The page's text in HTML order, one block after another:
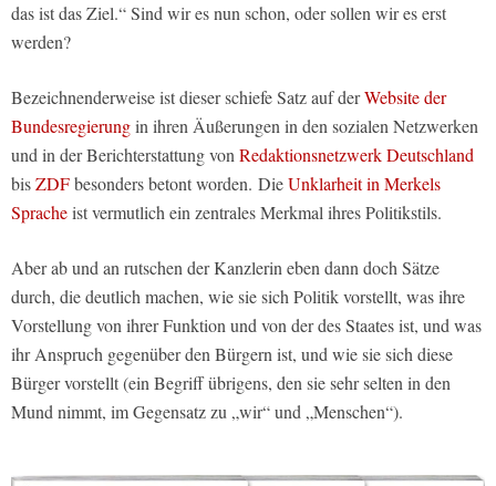
das ist das Ziel.“ Sind wir es nun schon, oder sollen wir es erst
werden?
Bezeichnenderweise ist dieser schiefe Satz auf derWebsite der
Bundesregierungin ihren Äußerungen in den sozialen Netzwerken
und in der Berichterstattung vonRedaktionsnetzwerk Deutschland
bisZDFbesonders betont worden. DieUnklarheit in Merkels
Spracheist vermutlich ein zentrales Merkmal ihres Politikstils.
Aber ab und an rutschen der Kanzlerin eben dann doch Sätze
durch, die deutlich machen, wie sie sich Politik vorstellt, was ihre
Vorstellung von ihrer Funktion und von der des Staates ist, und was
ihr Anspruch gegenüber den Bürgern ist, und wie sie sich diese
Bürger vorstellt (ein Begriff übrigens, den sie sehr selten in den
Mund nimmt, im Gegensatz zu „wir“ und „Menschen“).